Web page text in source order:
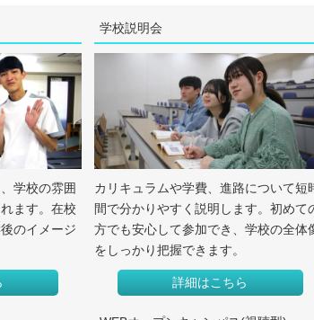
学校の雰囲
ます。在校
のイメージ
学校説明会
カリキュラムや学費、進路について短
間で分かりやすく説明します。初めて
方でも安心して参加でき、学校の全体
をしっかり把握できます。
詳細はこちら